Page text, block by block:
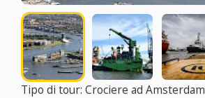
Tipo di tour: Crociere ad Amsterdam